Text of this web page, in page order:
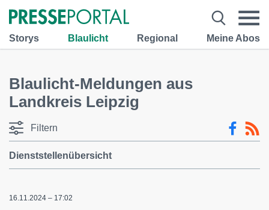
Storys Blaulicht Regional Meine Abos
Blaulicht-Meldungen aus
Landkreis Leipzig
Filtern
Dienststellenübersicht
16.11.2024 – 17:02